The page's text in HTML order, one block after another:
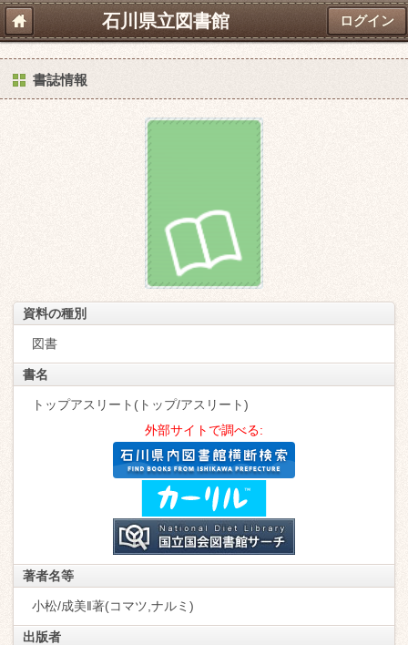
石川県立図書館 ログイン
書誌情報
資料の種別
図書
書名
トップアスリート(トップ/アスリート)
外部サイトで調べる:
著者名等
小松/成美‖著(コマツ,ナルミ)
出版者